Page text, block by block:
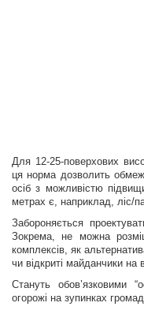
Для 12-25-поверхових
ця норма дозволить
осіб з можливістю
метрах є, наприклад, ліс/
Забороняється
Зокрема, не можна
комплексів, як
чи відкриті майданчики на
Стануть обов’язковими
огорожі на зупинках